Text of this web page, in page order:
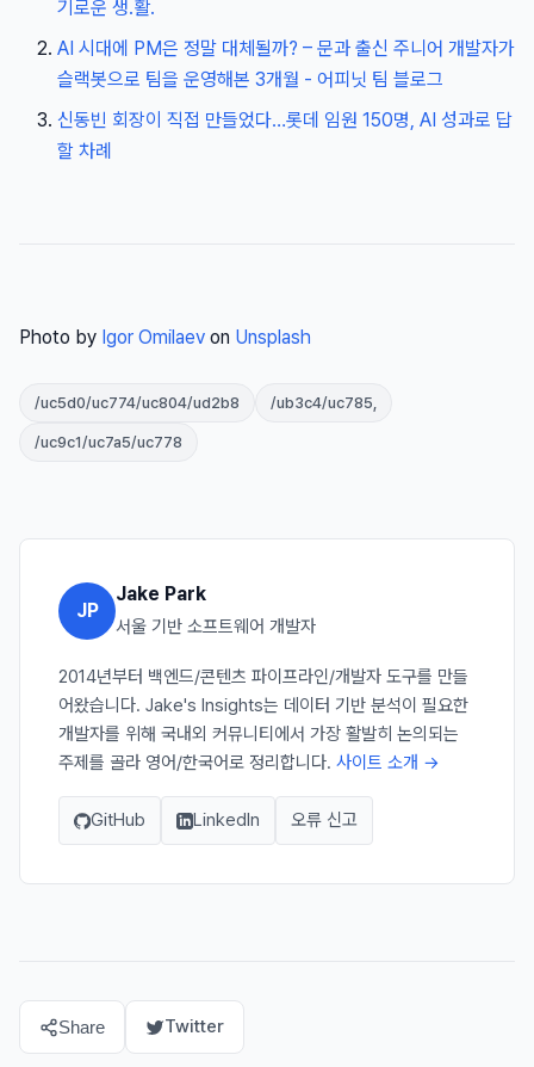
기로운 생.활.
AI 시대에 PM은 정말 대체될까? – 문과 출신 주니어 개발자가
슬랙봇으로 팀을 운영해본 3개월 - 어피닛 팀 블로그
신동빈 회장이 직접 만들었다…롯데 임원 150명, AI 성과로 답
할 차례
Photo by Igor Omilaev on Unsplash
/uc5d0/uc774/uc804/ud2b8 /ub3c4/uc785,
/uc9c1/uc7a5/uc778
JP
Jake Park
서울 기반 소프트웨어 개발자
2014년부터 백엔드/콘텐츠 파이프라인/개발자 도구를 만들
어왔습니다. Jake's Insights는 데이터 기반 분석이 필요한
개발자를 위해 국내외 커뮤니티에서 가장 활발히 논의되는
주제를 골라 영어/한국어로 정리합니다. 사이트 소개 →
GitHub LinkedIn 오류 신고
Share Twitter